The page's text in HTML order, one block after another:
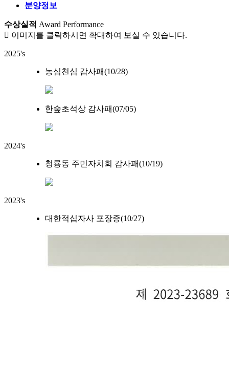
분양정보
수상실적 Award Performance
이미지를 클릭하시면 확대하여 보실 수 있습니다.
2025's
농심천심 감사패(10/28)
한숲초석상 감사패(07/05)
2024's
청룡동 주민자치회 감사패(10/19)
2023's
대한적십자사 포장증(10/27)